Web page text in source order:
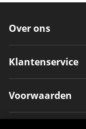
Over ons
Klantenservice
Voorwaarden